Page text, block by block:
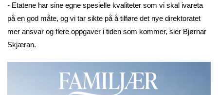
- Etatene har sine egne spesielle kvaliteter som vi skal ivareta
på en god måte, og vi tar sikte på å tilføre det nye direktoratet
mer ansvar og flere oppgaver i tiden som kommer, sier Bjørnar
Skjæran.